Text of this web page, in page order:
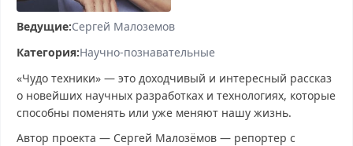
Ведущие:Сергей Малоземов
Категория:Научно-познавательные
«Чудо техники» — это доходчивый и интересный рассказ
о новейших научных разработках и технологиях, которые
способны поменять или уже меняют нашу жизнь.
Автор проекта — Сергей Малозёмов — репортер с